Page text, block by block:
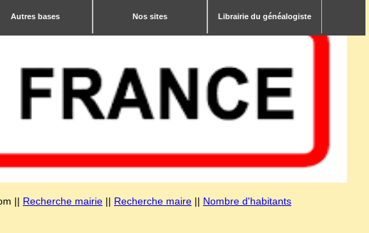
Autres bases Nos sites Librairie du généalogiste
|| Recherche mairie || Recherche maire || Nombre d'habitants